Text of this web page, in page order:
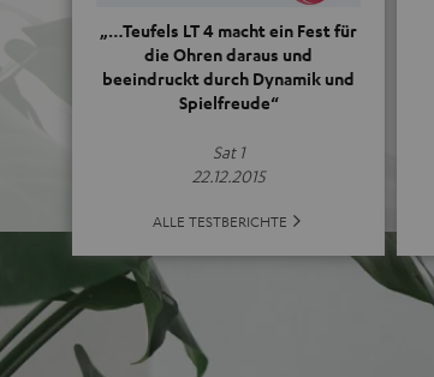
„…Teufels LT 4 macht ein Fest für
die Ohren daraus und
beeindruckt durch Dynamik und
Spielfreude“
Sat 1
22.12.2015
ALLE TESTBERICHTE